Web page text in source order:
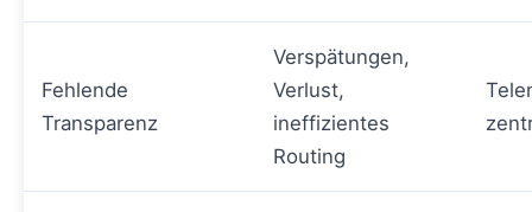
Fehlende
Transparenz
Verspätungen,
Verlust,
ineffizientes
Routing